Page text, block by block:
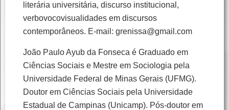
literária universitária, discurso institucional,
verbovocovisualidades em discursos
contemporâneos. E-mail: grenissa@gmail.com
João Paulo Ayub da Fonseca é Graduado em
Ciências Sociais e Mestre em Sociologia pela
Universidade Federal de Minas Gerais (UFMG).
Doutor em Ciências Sociais pela Universidade
Estadual de Campinas (Unicamp). Pós-doutor em